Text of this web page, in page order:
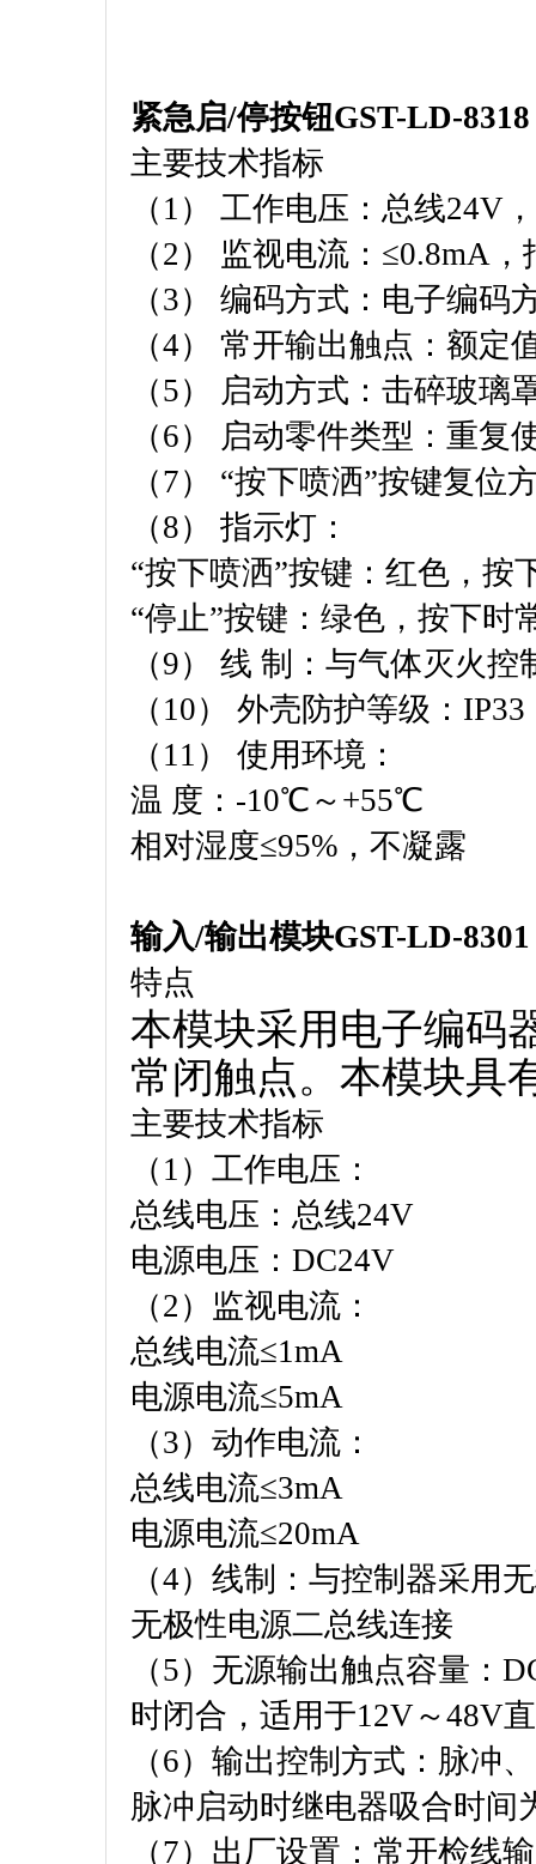
紧急启/停按钮GST-LD-8318
主要技术指标
（1） 工作电压：总线24V
（2） 监视电流：≤0.8mA
（3） 编码方式：电子编
（4） 常开输出触点：额定
（5） 启动方式：击碎玻璃
（6） 启动零件类型：重复
（7） “按下喷洒”按键复位
（8） 指示灯：
“按下喷洒”按键：红色，按
“停止”按键：绿色，按下时
（9） 线 制：与气体灭火
（10） 外壳防护等级：IP33
（11） 使用环境：
温 度：-10℃～+55℃
相对湿度≤95%，不凝露
输入/输出模块GST-LD-8301
特点
本模块采用电子编码
常闭触点。本模块具
主要技术指标
（1）工作电压：
总线电压：总线24V
电源电压：DC24V
（2）监视电流：
总线电流≤1mA
电源电流≤5mA
（3）动作电流：
总线电流≤3mA
电源电流≤20mA
（4）线制：与控制器采用
无极性电源二总线连接
（5）无源输出触点容量：
时闭合，适用于12V～48V
（6）输出控制方式：脉冲
脉冲启动时继电器吸合时间
（7）出厂设置：常开检线